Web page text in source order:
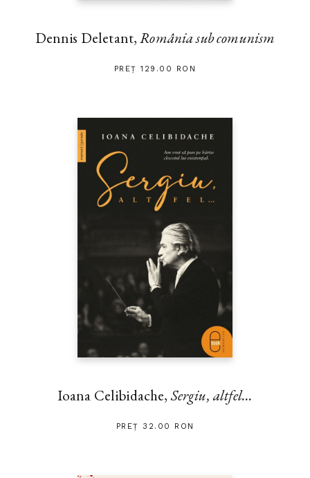
Dennis Deletant,România sub comunism
PREȚ 129.00 RON
Ioana Celibidache,Sergiu, altfel...
PREȚ 32.00 RON